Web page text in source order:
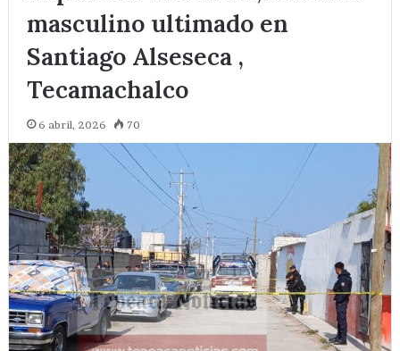
masculino ultimado en
Santiago Alseseca ,
Tecamachalco
6 abril, 2026 70